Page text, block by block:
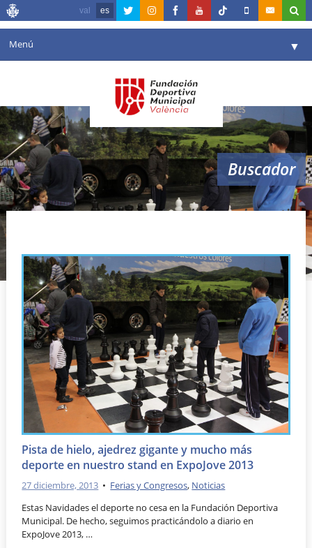
val es
Menú ▼
Agenda
Instalaciones
Comunicación ▼
Valencia en deporte ▼
Reservas
Buscador
fundacion deportiva
Pista de hielo, ajedrez gigante y mucho más
deporte en nuestro stand en ExpoJove 2013
27 diciembre, 2013 • Ferias y Congresos, Noticias
Estas Navidades el deporte no cesa en la Fundación Deportiva
Municipal. De hecho, seguimos practicándolo a diario en
ExpoJove 2013, …